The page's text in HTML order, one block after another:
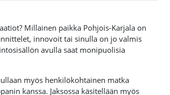
Millainen paikka Pohjois-Karjala on
innovoit tai sinulla on jo valmis
avulla saat monipuolisia
myös henkilökohtainen matka
kanssa. Jaksossa käsitellään myös